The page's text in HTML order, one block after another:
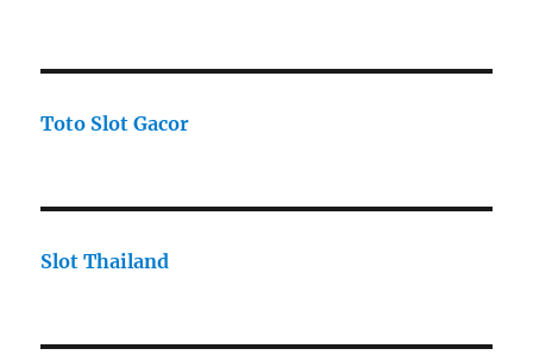
Toto Slot Gacor
Slot Thailand